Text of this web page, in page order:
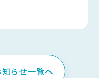
らせ一覧へ